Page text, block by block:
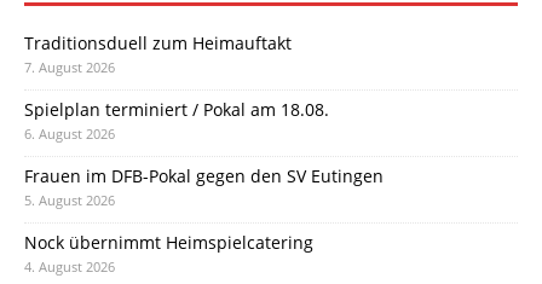
Traditionsduell zum Heimauftakt
7. August 2026
Spielplan terminiert / Pokal am 18.08.
6. August 2026
Frauen im DFB-Pokal gegen den SV Eutingen
5. August 2026
Nock übernimmt Heimspielcatering
4. August 2026